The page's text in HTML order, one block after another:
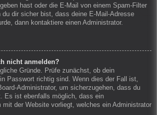
hast oder die E-Mail von einem Spam-Filter
du dir sicher bist, dass deine E-Mail-Adresse
dann kontaktiere einen Administrator.
nicht anmelden?
Gründe. Prüfe zunächst, ob dein
Passwort richtig sind. Wenn dies der Fall ist,
Administrator, um sicherzugehen, dass du
Es ist ebenfalls möglich, dass ein
mit der Website vorliegt, welches ein Administrator